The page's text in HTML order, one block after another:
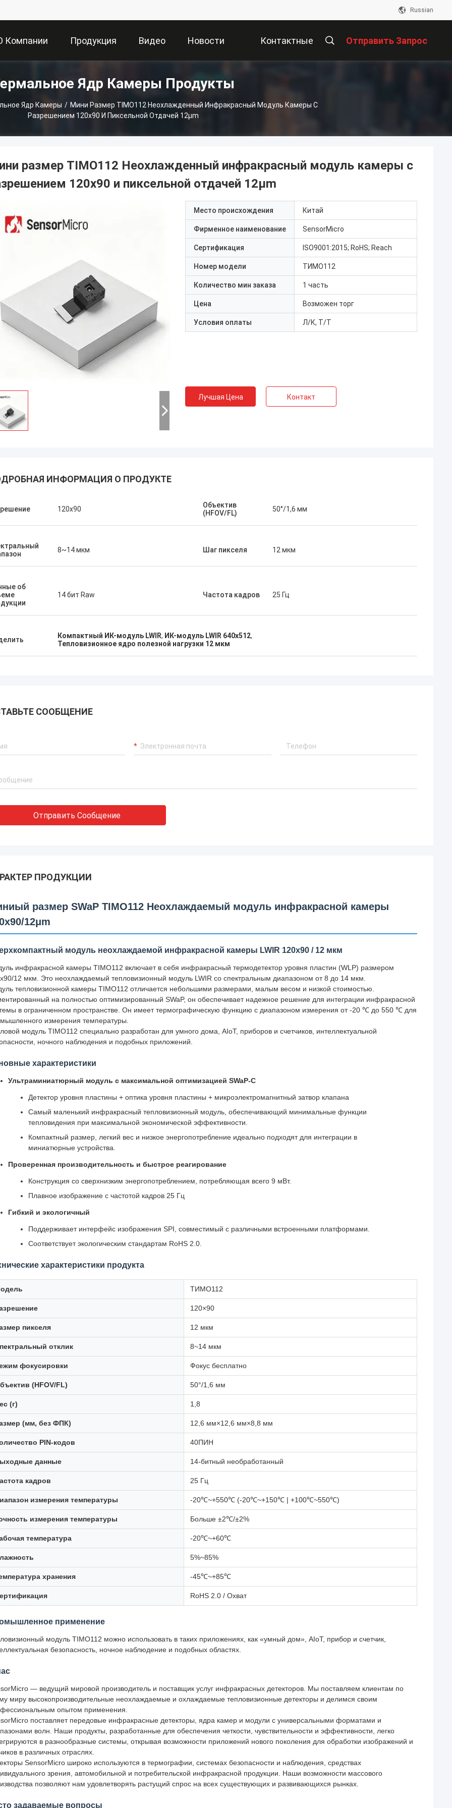
Russian
Компании Продукция Видео Новости Контактные Отправить Запрос
Ядр Камеры Продукты
Ядр Камеры / Мини Размер TIMO112 Неохлажденный Инфракрасный Модуль Камеры С
Разрешением 120x90 И Пиксельной Отдачей 12μm
размер TIMO112 Неохлажденный инфракрасный модуль камеры с
120x90 и пиксельной отдачей 12μm
Место происхождения Китай
Фирменное наименование SensorMicro
Сертификация ISO9001:2015; RoHS; Reach
Номер модели ТИМО112
Количество мин заказа 1 часть
Цена Возможен торг
Условия оплаты Л/К, Т/Т
Лучшая Цена Контакт
ИНФОРМАЦИЯ О ПРОДУКТЕ
120х90
Объектив
(HFOV/FL)
50°/1,6 мм
8~14 мкм Шаг пикселя 12 мкм
об
14 бит Raw Частота кадров 25 Гц
Компактный ИК-модуль LWIR, ИК-модуль LWIR 640x512,
Тепловизионное ядро полезной нагрузки 12 мкм
СООБЩЕНИЕ
Отправить Сообщение
ПРОДУКЦИИ
размер SWaP TIMO112 Неохлаждаемый модуль инфракрасной камеры
12μm
модуль неохлаждаемой инфракрасной камеры LWIR 120x90 / 12 мкм
инфракрасной камеры TIMO112 включает в себя инфракрасный термодетектор уровня пластин (WLP) размером
12 мкм. Это неохлаждаемый тепловизионный модуль LWIR со спектральным диапазоном от 8 до 14 мкм.
тепловизионной камеры TIMO112 отличается небольшими размерами, малым весом и низкой стоимостью.
на полностью оптимизированный SWaP, он обеспечивает надежное решение для интеграции инфракрасной
в ограниченном пространстве. Он имеет термографическую функцию с диапазоном измерения от -20 ℃ до 550 ℃ для
измерения температуры.
модуль TIMO112 специально разработан для умного дома, AIoT, приборов и счетчиков, интеллектуальной
ночного наблюдения и подобных приложений.
характеристики
Ультраминиатюрный модуль с максимальной оптимизацией SWaP-C
Детектор уровня пластины + оптика уровня пластины + микроэлектромагнитный затвор клапана
Самый маленький инфракрасный тепловизионный модуль, обеспечивающий минимальные функции
тепловидения при максимальной экономической эффективности.
Компактный размер, легкий вес и низкое энергопотребление идеально подходят для интеграции в
миниатюрные устройства.
Проверенная производительность и быстрое реагирование
Конструкция со сверхнизким энергопотреблением, потребляющая всего 9 мВт.
Плавное изображение с частотой кадров 25 Гц
Гибкий и экологичный
Поддерживает интерфейс изображения SPI, совместимый с различными встроенными платформами.
Соответствует экологическим стандартам RoHS 2.0.
характеристики продукта
ТИМО112
120×90
пикселя 12 мкм
отклик 8~14 мкм
фокусировки Фокус бесплатно
(HFOV/FL) 50°/1,6 мм
(г) 1,8
(мм, без ФПК) 12,6 мм×12,6 мм×8,8 мм
PIN-кодов 40ПИН
данные 14-битный необработанный
кадров 25 Гц
измерения температуры -20℃~+550℃ (-20℃~+150℃ | +100℃~550℃)
измерения температуры Больше ±2℃/±2%
температура -20℃~+60℃
5%~85%
хранения -45℃~+85℃
RoHS 2.0 / Охват
применение
модуль TIMO112 можно использовать в таких приложениях, как «умный дом», AIoT, прибор и счетчик,
безопасность, ночное наблюдение и подобных областях.
— ведущий мировой производитель и поставщик услуг инфракрасных детекторов. Мы поставляем клиентам по
миру высокопроизводительные неохлаждаемые и охлаждаемые тепловизионные детекторы и делимся своим
опытом применения.
поставляет передовые инфракрасные детекторы, ядра камер и модули с универсальными форматами и
волн. Наши продукты, разработанные для обеспечения четкости, чувствительности и эффективности, легко
в разнообразные системы, открывая возможности приложений нового поколения для обработки изображений и
в различных отраслях.
SensorMicro широко используются в термографии, системах безопасности и наблюдения, средствах
зрения, автомобильной и потребительской инфракрасной продукции. Наши возможности массового
позволяют нам удовлетворять растущий спрос на всех существующих и развивающихся рынках.
задаваемые вопросы